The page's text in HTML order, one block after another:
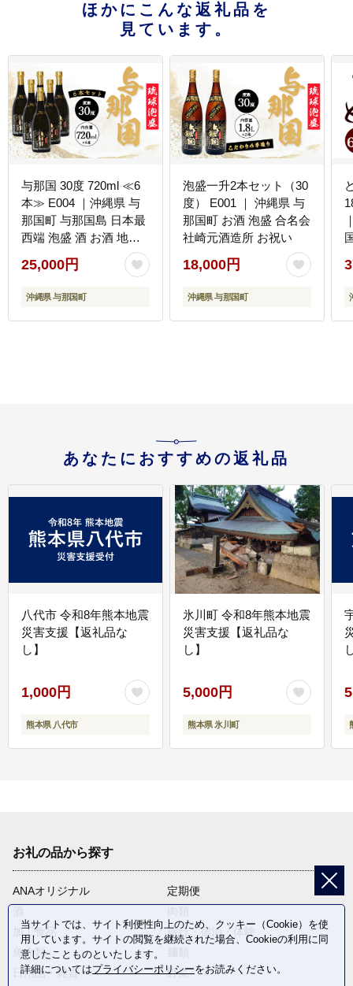
ほかにこんな返礼品を
見ています。
与那国 30度 720ml ≪6
本≫ E004 ｜沖縄県 与
那国町 与那国島 日本最
西端 泡盛 酒 お酒 地酒
島酒 30度 720ml 崎元酒
造所 父の日 敬老の日 お
中元 お歳暮 ギフト プレ
贈物
25,000円
沖縄県 与那国町
泡盛一升2本セット（30
度） E001 ｜ 沖縄県 与
那国町 お酒 泡盛 合名会
社崎元酒造所 お祝い
18,000円
沖縄県 与那国町
あなたにおすすめの返礼品
八代市 令和8年熊本地震
災害支援【返礼品な
し】
1,000円
熊本県 八代市
氷川町 令和8年熊本地震
災害支援【返礼品な
し】
5,000円
熊本県 氷川町
お礼の品から探す
ANAオリジナル
定期便
加工食品
旅行・宿泊・体験
魚介類
日用品・雑貨
野菜
当サイトでは、サイト利便性向上のため、クッキー（Cookie）を使
用しています。サイトの閲覧を継続された場合、Cookieの利用に同
意したことものといたします。
詳細についてはプライバシーポリシーをお読みください。